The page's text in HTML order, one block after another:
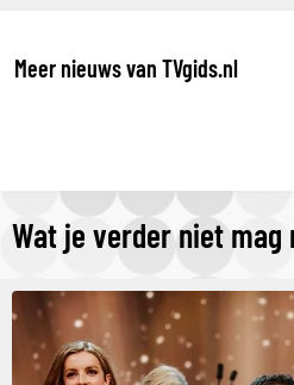
Meer nieuws van TVgids.nl
Wat je verder niet mag